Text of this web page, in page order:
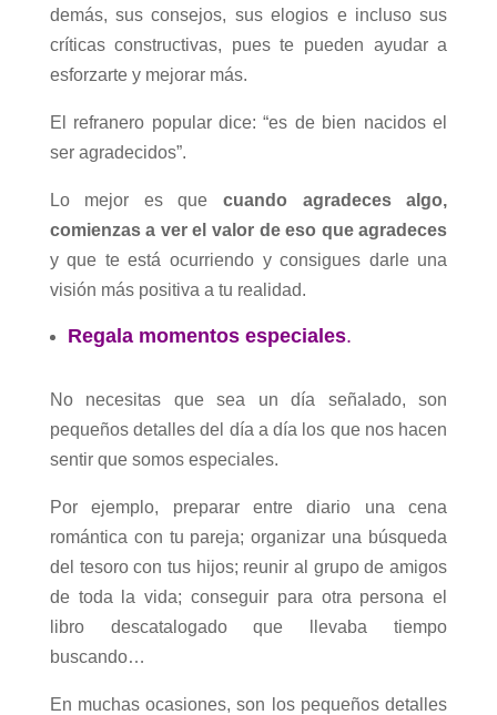
demás, sus consejos, sus elogios e incluso sus
críticas constructivas, pues te pueden ayudar a
esforzarte y mejorar más.
El refranero popular dice: “es de bien nacidos el
ser agradecidos”.
Lo mejor es quecuando agradeces algo,
comienzas a ver el valor de eso que agradeces
y que te está ocurriendo y consigues darle una
visión más positiva a tu realidad.
Regala momentos especiales.
No necesitas que sea un día señalado, son
pequeños detalles del día a día los que nos hacen
sentir que somos especiales.
Por ejemplo, preparar entre diario una cena
romántica con tu pareja; organizar una búsqueda
del tesoro con tus hijos; reunir al grupo de amigos
de toda la vida; conseguir para otra persona el
libro descatalogado que llevaba tiempo
buscando…
En muchas ocasiones, son los pequeños detalles